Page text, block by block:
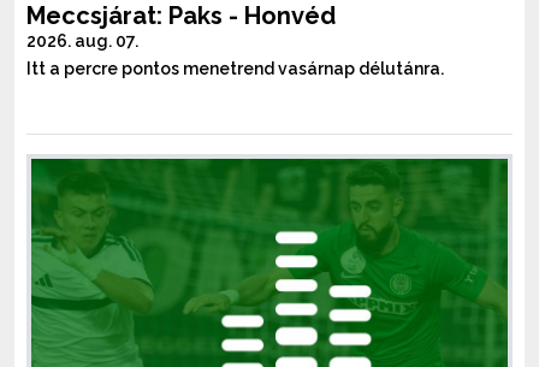
Meccsjárat: Paks - Honvéd
2026. aug. 07.
Itt a percre pontos menetrend vasárnap délutánra.